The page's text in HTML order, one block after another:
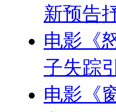
新预告
电影《
子失踪
电影《